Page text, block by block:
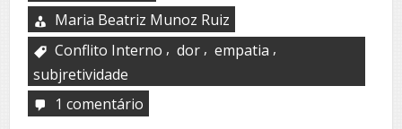
Maria Beatriz Munoz Ruiz
Conflito Interno , dor , empatia ,
subjretividade
1 comentário